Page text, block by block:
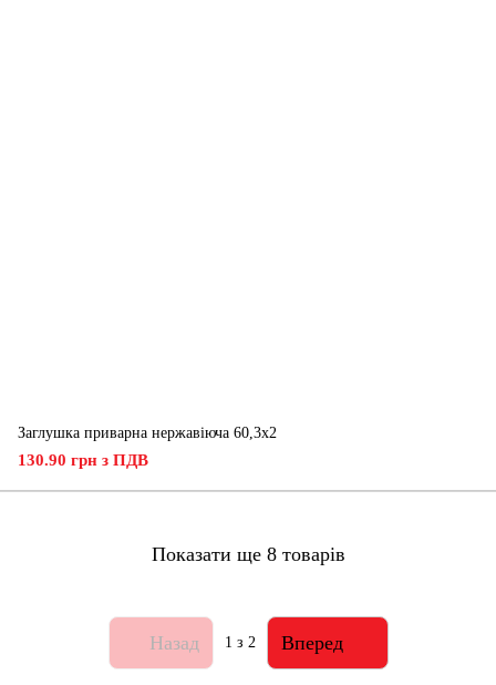
Заглушка приварна нержавіюча 60,3x2
130.90 грн з ПДВ
Показати ще 8 товарів
Назад 1 з 2 Вперед